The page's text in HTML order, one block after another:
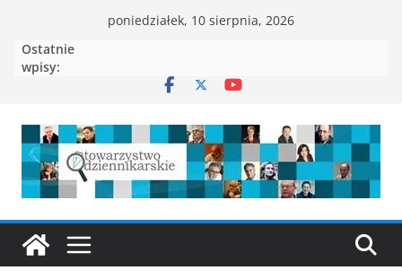
treści
poniedziałek, 10 sierpnia, 2026
Ostatnie
wpisy: